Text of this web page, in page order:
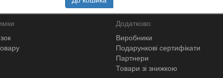
Додатково
Виробники
Подарункові сертифікати
Партнери
Товари зі знижкою